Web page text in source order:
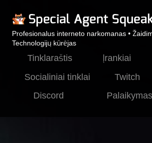
Profesionalus interneto narkomanas •
Technologijų kūrėjas
Tinklaraštis Įrankiai
Socialiniai tinklai
Twitch
Discord